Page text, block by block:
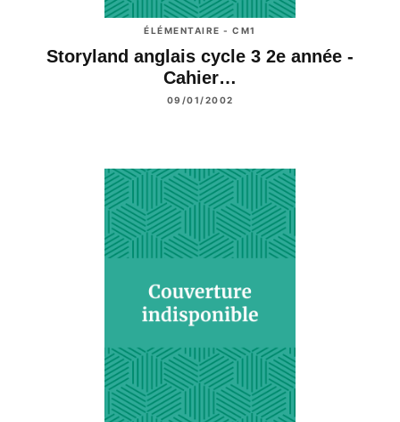
ÉLÉMENTAIRE - CM1
Storyland anglais cycle 3 2e année -
Cahier…
09/01/2002